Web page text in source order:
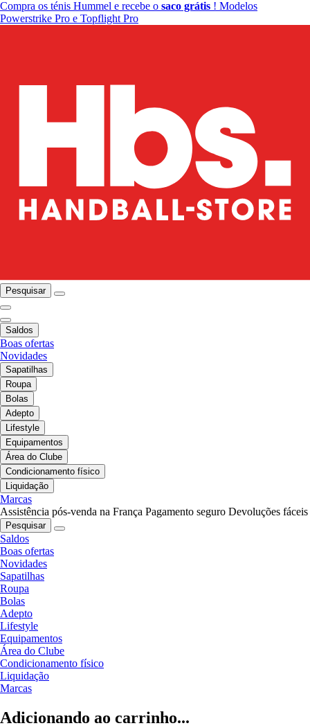
Compra os ténis Hummel e recebe o saco grátis ! Modelos
Powerstrike Pro e Topflight Pro
Pesquisar
Saldos
Boas ofertas
Novidades
Sapatilhas
Roupa
Bolas
Adepto
Lifestyle
Equipamentos
Área do Clube
Condicionamento físico
Liquidação
Marcas
Assistência pós-venda na França Pagamento seguro Devoluções fáceis
Pesquisar
Saldos
Boas ofertas
Novidades
Sapatilhas
Roupa
Bolas
Adepto
Lifestyle
Equipamentos
Área do Clube
Condicionamento físico
Liquidação
Marcas
Adicionando ao carrinho...